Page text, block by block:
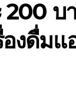
200 บ
งดื่มแ